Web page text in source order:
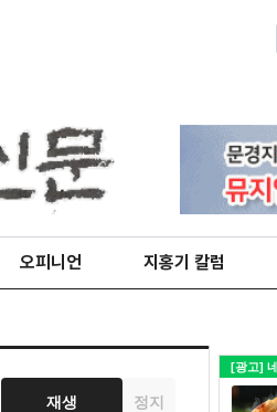
오피니언 지홍기 칼럼
재생 정지